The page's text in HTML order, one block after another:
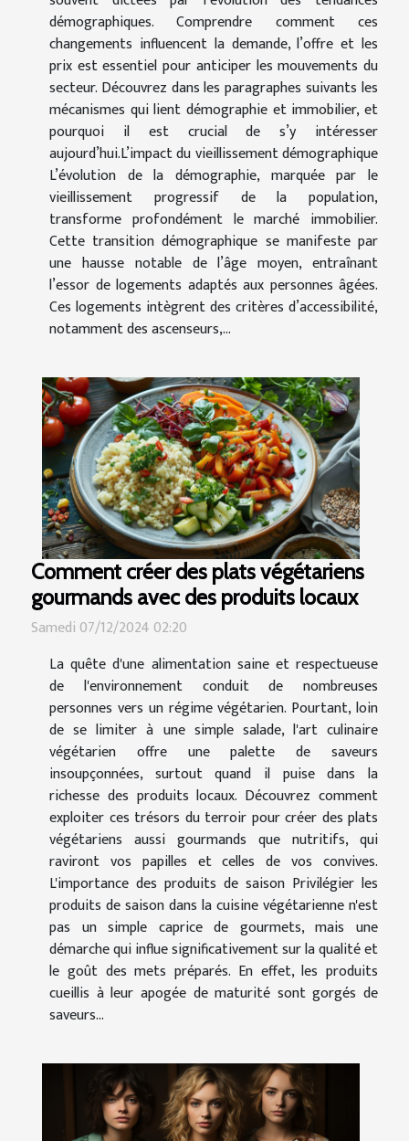
démographiques. Comprendre comment ces
changements influencent la demande, l’offre et les
prix est essentiel pour anticiper les mouvements du
secteur. Découvrez dans les paragraphes suivants les
mécanismes qui lient démographie et immobilier, et
pourquoi il est crucial de s’y intéresser
aujourd’hui.L’impact du vieillissement démographique
L’évolution de la démographie, marquée par le
vieillissement progressif de la population,
transforme profondément le marché immobilier.
Cette transition démographique se manifeste par
une hausse notable de l’âge moyen, entraînant
l’essor de logements adaptés aux personnes âgées.
Ces logements intègrent des critères d’accessibilité,
notamment des ascenseurs,...
Comment créer des plats végétariens
gourmands avec des produits locaux
Samedi 07/12/2024 02:20
La quête d'une alimentation saine et respectueuse
de l'environnement conduit de nombreuses
personnes vers un régime végétarien. Pourtant, loin
de se limiter à une simple salade, l'art culinaire
végétarien offre une palette de saveurs
insoupçonnées, surtout quand il puise dans la
richesse des produits locaux. Découvrez comment
exploiter ces trésors du terroir pour créer des plats
végétariens aussi gourmands que nutritifs, qui
raviront vos papilles et celles de vos convives.
L'importance des produits de saison Privilégier les
produits de saison dans la cuisine végétarienne n'est
pas un simple caprice de gourmets, mais une
démarche qui influe significativement sur la qualité et
le goût des mets préparés. En effet, les produits
cueillis à leur apogée de maturité sont gorgés de
saveurs...